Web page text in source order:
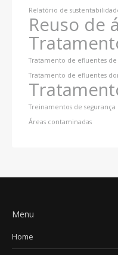
Relatório de
Reuso de
Tratamento de efluentes
Tratamento de efluentes
Treinamentos de segurança
Áreas contaminadas
Menu
Home